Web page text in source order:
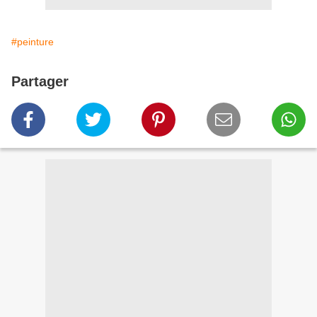
#peinture
Partager